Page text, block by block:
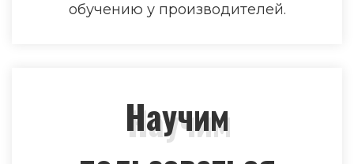
обучению у производителей.
Научим